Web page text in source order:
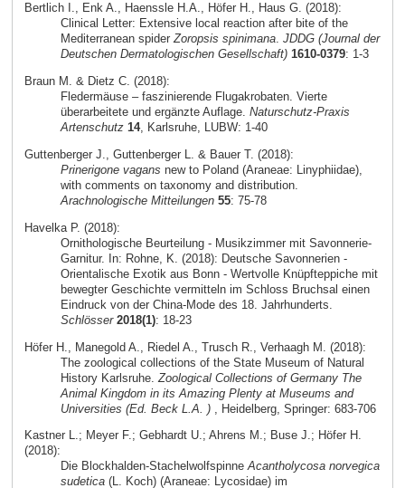
Bertlich I., Enk A., Haenssle H.A., Höfer H., Haus G. (2018):
Clinical Letter: Extensive local reaction after bite of the
Mediterranean spiderZoropsis spinimana. JDDG (Journal der
Deutschen Dermatologischen Gesellschaft) 1610-0379: 1-3
Braun M. & Dietz C. (2018):
Fledermäuse – faszinierende Flugakrobaten. Vierte
überarbeitete und ergänzte Auflage. Naturschutz-Praxis
Artenschutz 14, Karlsruhe, LUBW: 1-40
Guttenberger J., Guttenberger L. & Bauer T. (2018):
Prinerigone vagans new to Poland (Araneae: Linyphiidae),
with comments on taxonomy and distribution.
Arachnologische Mitteilungen 55: 75-78
Havelka P. (2018):
Ornithologische Beurteilung - Musikzimmer mit Savonnerie-
Garnitur. In: Rohne, K. (2018): Deutsche Savonnerien -
Orientalische Exotik aus Bonn - Wertvolle Knüpfteppiche mit
bewegter Geschichte vermitteln im Schloss Bruchsal einen
Eindruck von der China-Mode des 18. Jahrhunderts.
Schlösser 2018(1): 18-23
Höfer H., Manegold A., Riedel A., Trusch R., Verhaagh M. (2018):
The zoological collections of the State Museum of Natural
History Karlsruhe. Zoological Collections of Germany The
Animal Kingdom in its Amazing Plenty at Museums and
Universities (Ed. Beck L.A. ), Heidelberg, Springer: 683-706
Kastner L.; Meyer F.; Gebhardt U.; Ahrens M.; Buse J.; Höfer H.
(2018):
Die Blockhalden-StachelwolfspinneAcantholycosa norvegica
sudetica(L. Koch) (Araneae: Lycosidae) im